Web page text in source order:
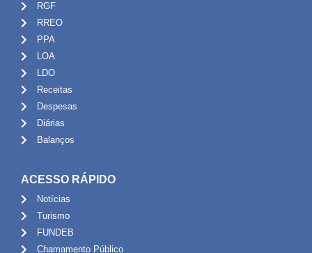
RGF
RREO
PPA
LOA
LDO
Receitas
Despesas
Diárias
Balanços
ACESSO RÁPIDO
Notícias
Turismo
FUNDEB
Chamamento Público